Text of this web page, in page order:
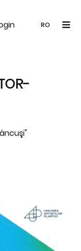
RO
Noutăți